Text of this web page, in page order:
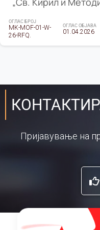
ОГЛАС БРОЈ
MK-MOF-01-W-
26-RFQ.
ОГЛАС ОБЈАВА
01.04.2026
Пријавување на